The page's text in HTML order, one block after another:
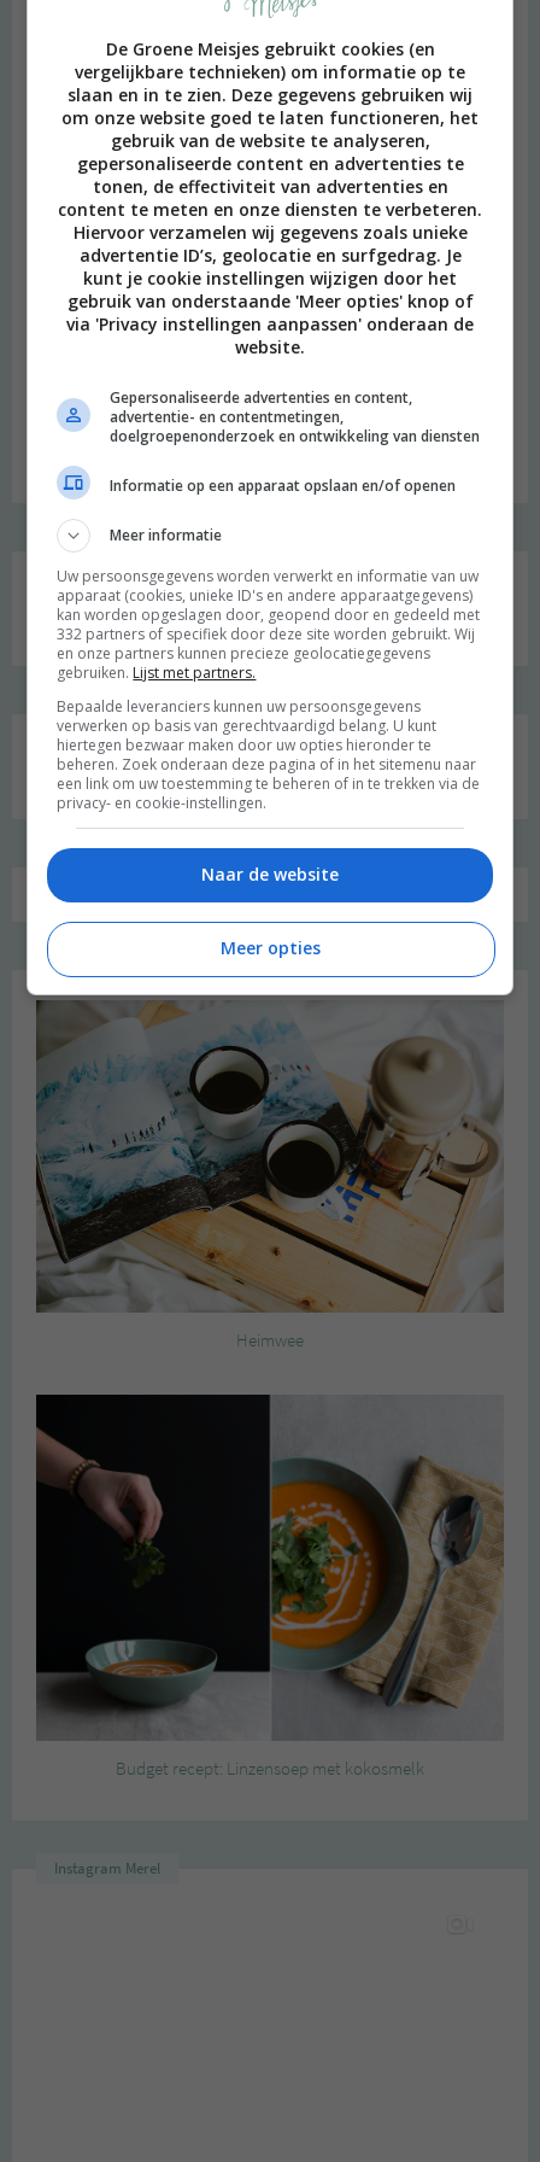
Hi, ik ben Merel! Ik neem je graag mee in mijn persoonlijke
onderzoek naar een duurzame en meer bewuste leefstijl.
Welkom op mijn blog!
Social media
Zoeken
naar:
Favoriet
Heimwee
Budget recept: Linzensoep met kokosmelk
Instagram Merel
De Groene Meisjes gebruikt cookies (en
vergelijkbare technieken) om informatie op te
slaan en in te zien. Deze gegevens gebruiken wij
om onze website goed te laten functioneren, het
gebruik van de website te analyseren,
gepersonaliseerde content en advertenties te
tonen, de effectiviteit van advertenties en
content te meten en onze diensten te verbeteren.
Hiervoor verzamelen wij gegevens zoals unieke
advertentie ID’s, geolocatie en surfgedrag. Je
kunt je cookie instellingen wijzigen door het
gebruik van onderstaande 'Meer opties' knop of
via 'Privacy instellingen aanpassen' onderaan de
website.
Gepersonaliseerde advertenties en content,
advertentie- en contentmetingen,
doelgroepenonderzoek en ontwikkeling van diensten
Informatie op een apparaat opslaan en/of openen
Meer informatie
Uw persoonsgegevens worden verwerkt en informatie van uw
apparaat (cookies, unieke ID's en andere apparaatgegevens)
kan worden opgeslagen door, geopend door en gedeeld met
332 partners of specifiek door deze site worden gebruikt. Wij
en onze partners kunnen precieze geolocatiegegevens
gebruiken. Lijst met partners.
Bepaalde leveranciers kunnen uw persoonsgegevens
verwerken op basis van gerechtvaardigd belang. U kunt
hiertegen bezwaar maken door uw opties hieronder te
beheren. Zoek onderaan deze pagina of in het sitemenu naar
een link om uw toestemming te beheren of in te trekken via de
privacy- en cookie-instellingen.
Naar de website
Meer opties